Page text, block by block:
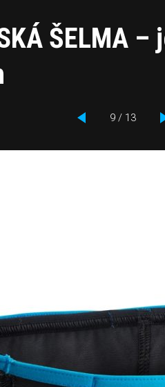
ŠELMA
9 / 13